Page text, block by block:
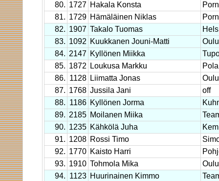
80. 1727 Hakala Konsta
81. 1729 Hämäläinen Niklas
82. 1907 Takalo Tuomas
83. 1092 Kuukkanen Jouni-Matti
Oulu
84. 2147 Kyllönen Miikka
85. 1872 Loukusa Markku
86. 1128 Liimatta Jonas
Oulu
87. 1768 Jussila Jani
off
88. 1186 Kyllönen Jorma
89. 2185 Moilanen Miika
90. 1235 Kähkölä Juha
91. 1208 Rossi Timo
92. 1770 Kaisto Harri
93. 1910 Tohmola Mika
Oulu
94. 1123 Huurinainen Kimmo